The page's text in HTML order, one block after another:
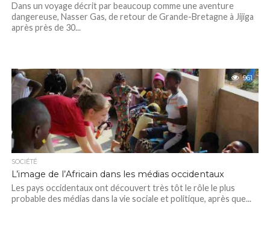
Dans un voyage décrit par beaucoup comme une aventure
dangereuse, Nasser Gas, de retour de Grande-Bretagne à Jijiga
après près de 30...
961
SOCIÉTÉ
L’image de l’Africain dans les médias occidentaux
Les pays occidentaux ont découvert très tôt le rôle le plus
probable des médias dans la vie sociale et politique, après que...